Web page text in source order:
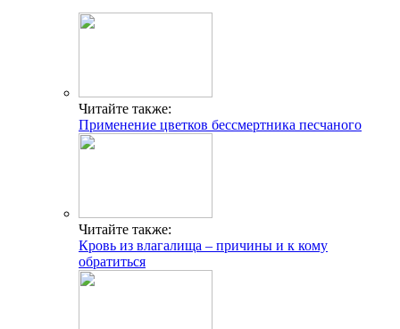
Читайте также:
Применение цветков бессмертника песчаного
Читайте также:
Кровь из влагалища – причины и к кому
обратиться